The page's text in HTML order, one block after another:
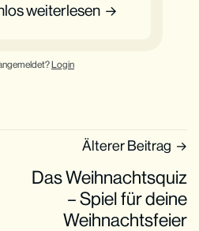
weiterlesen
Login
Älterer Beitrag
Das Weihnachtsquiz
– Spiel für deine
Weihnachtsfeier